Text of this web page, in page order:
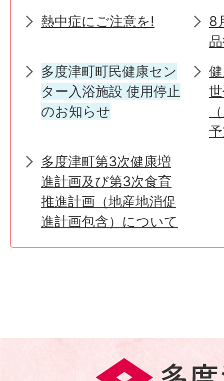
熱中症にご注意を!
8
多度津町町民健康セン
ター入浴施設 使用停止
のお知らせ
多度津町第3次健康増
進計画及び第3次食育
推進計画（地産地消促
進計画包含）について
多